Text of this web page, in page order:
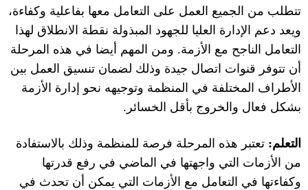
تتطلب من الجميع العمل على التعامل معها بفاعلية وكفاءة،
ويعد دعم الإدارة العليا للجهود المبذولة نقطة الانطلاق لهذا
التعامل الناجح مع الأزمة. ومن المهم أيضا في هذه المرحلة
أن تتوفر قنوات اتصال جيدة وذلك لضمان تنسيق العمل بين
الأطراف المختلفة في المنظمة وتوجيهه نحو إدارة الأزمة
بشكل فعال والخروج بأقل الخسائر .
التعلم: تعتبر هذه المرحلة فرصة للمنظمة وذلك بالاستفادة
من الأزمات التي واجهتها في الماضي في رفع قدرتها
وكفاءتها في التعامل مع الأزمات التي يمكن أن تحدث في